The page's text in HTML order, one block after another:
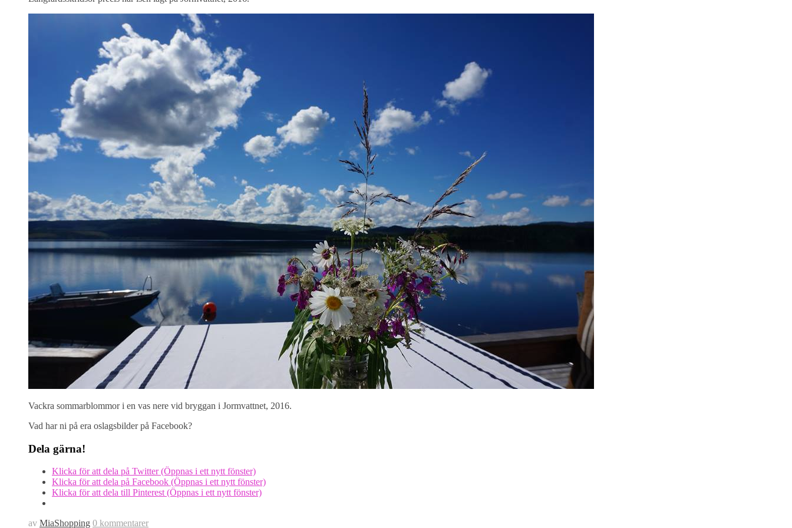
Vackra sommarblommor i en vas nere vid bryggan i Jormvattnet, 2016.
Vad har ni på era oslagsbilder på Facebook?
Dela gärna!
Klicka för att dela på Twitter (Öppnas i ett nytt fönster)
Klicka för att dela på Facebook (Öppnas i ett nytt fönster)
Klicka för att dela till Pinterest (Öppnas i ett nytt fönster)
av MiaShopping 0 kommentarer